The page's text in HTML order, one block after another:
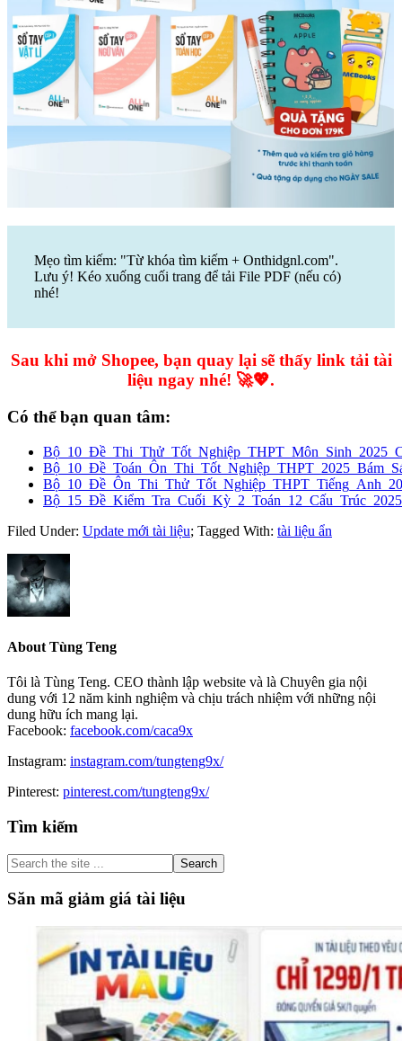
Mẹo tìm kiếm: "Từ khóa tìm kiếm + Onthidgnl.com".
Lưu ý! Kéo xuống cuối trang để tải File PDF (nếu có)
nhé!
Sau khi mở Shopee, bạn quay lại sẽ thấy link tải tài
liệu ngay nhé! 🚀💖.
Có thể bạn quan tâm:
Filed Under: Update mới tài liệu; Tagged With: tài liệu ẩn
About Tùng Teng
Tôi là Tùng Teng. CEO thành lập website và là Chuyên gia nội
dung với 12 năm kinh nghiệm và chịu trách nhiệm với những nội
dung hữu ích mang lại.
Facebook: facebook.com/caca9x
Instagram: instagram.com/tungteng9x/
Pinterest: pinterest.com/tungteng9x/
Primary
Sidebar
Tìm kiếm
Search
the
site
...
Săn mã giảm giá tài liệu